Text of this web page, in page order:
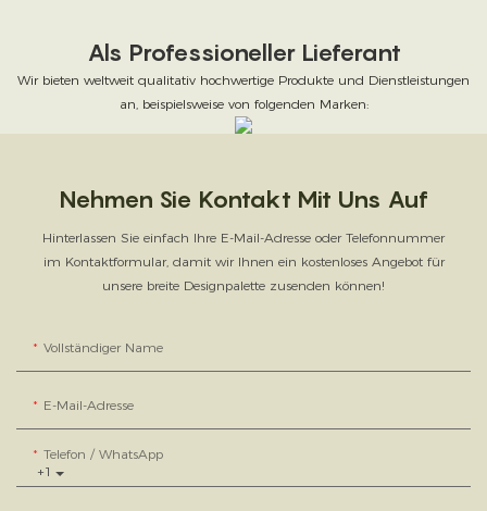
Als Professioneller Lieferant
Wir bieten weltweit qualitativ hochwertige Produkte und Dienstleistungen
an, beispielsweise von folgenden Marken:
Nehmen Sie Kontakt Mit Uns Auf
Hinterlassen Sie einfach Ihre E-Mail-Adresse oder Telefonnummer
im Kontaktformular, damit wir Ihnen ein kostenloses Angebot für
unsere breite Designpalette zusenden können!
Vollständiger Name
E-Mail-Adresse
+1
Telefon / WhatsApp